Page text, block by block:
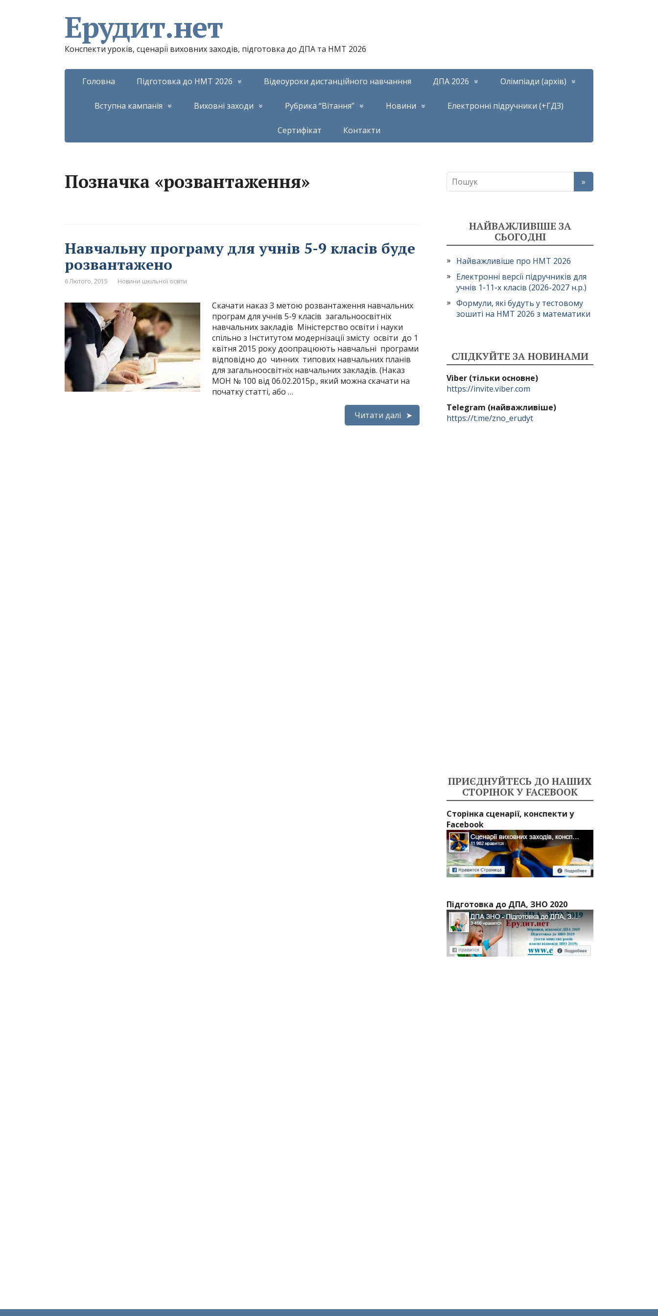
Ерудит.нет
Конспекти уроків, сценарії виховних заходів, підготовка до ДПА та НМТ 2026
Головна Підготовка до НМТ 2026 Відеоуроки дистанційного навчанння ДПА 2026 Олімпіади (архів)
Вступна кампанія Виховні заходи Рубрика “Вітання” Новини Електронні підручники (+ГДЗ)
Сертифікат Контакти
Позначка «розвантаження»
Навчальну програму для учнів 5-9 класів буде
розвантажено
6 Лютого, 2015 Новини шкільної освіти
Скачати наказ З метою розвантаження навчальних
програм для учнів 5-9 класів загальноосвітніх
навчальних закладів Міністерство освіти і науки
спільно з Інститутом модернізації змісту освіти до 1
квітня 2015 року доопрацюють навчальні програми
відповідно до чинних типових навчальних планів
для загальноосвітніх навчальних закладів. (Наказ
МОН № 100 від 06.02.2015р., який можна скачати на
початку статті, або …
Читати далі
НАЙВАЖЛИВІШЕ ЗА
СЬОГОДНІ
Найважливіше про НМТ 2026
Електронні версії підручників для
учнів 1-11-х класів (2026-2027 н.р.)
Формули, які будуть у тестовому
зошиті на НМТ 2026 з математики
СЛІДКУЙТЕ ЗА НОВИНАМИ
Viber (тільки основне)
https://invite.viber.com
Telegram (найважливіше)
https://t.me/zno_erudyt
ПРИЄДНУЙТЕСЬ ДО НАШИХ
СТОРІНОК У FACEBOOK
Сторінка сценарії, конспекти у
Facebook
Підготовка до ДПА, ЗНО 2020